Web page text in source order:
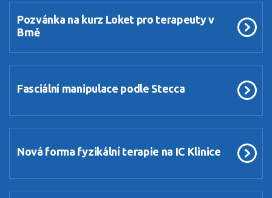
Pozvánka na kurz Loket pro terapeuty v
Brně
Fasciální manipulace podle Stecca
Nová forma fyzikální terapie na IC Klinice